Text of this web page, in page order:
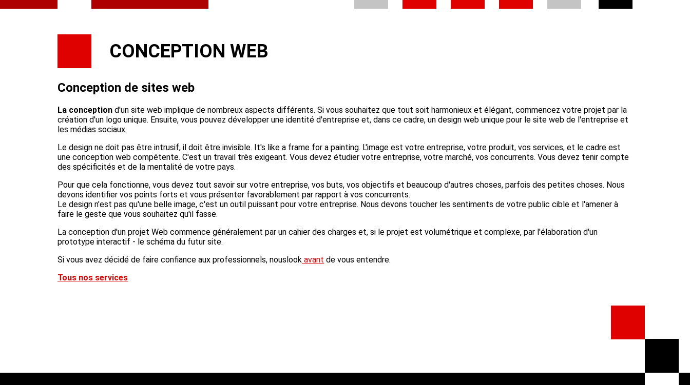
CONCEPTION WEB
Conception de sites web
La conception d'un site web implique de nombreux aspects différents. Si vous souhaitez que tout soit harmonieux et élégant, commencez votre projet par la
création d'un logo unique. Ensuite, vous pouvez développer une identité d'entreprise et, dans ce cadre, un design web unique pour le site web de l'entreprise et
les médias sociaux.
Le design ne doit pas être intrusif, il doit être invisible. It's like a frame for a painting. L'image est votre entreprise, votre produit, vos services, et le cadre est
une conception web compétente. C'est un travail très exigeant. Vous devez étudier votre entreprise, votre marché, vos concurrents. Vous devez tenir compte
des spécificités et de la mentalité de votre pays.
Pour que cela fonctionne, vous devez tout savoir sur votre entreprise, vos buts, vos objectifs et beaucoup d'autres choses, parfois des petites choses. Nous
devons identifier vos points forts et vous présenter favorablement par rapport à vos concurrents.
Le design n'est pas qu'une belle image, c'est un outil puissant pour votre entreprise. Nous devons toucher les sentiments de votre public cible et l'amener à
faire le geste que vous souhaitez qu'il fasse.
La conception d'un projet Web commence généralement par un cahier des charges et, si le projet est volumétrique et complexe, par l'élaboration d'un
prototype interactif - le schéma du futur site.
Si vous avez décidé de faire confiance aux professionnels, nouslook avant de vous entendre.
Tous nos services